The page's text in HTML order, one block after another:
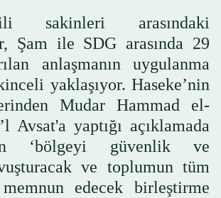
sakinleri arasındaki
Şam ile SDG arasında 29
anlaşmanın uygulanma
yaklaşıyor. Haseke’nin
Mudar Hammad el-
Avsat'a yaptığı açıklamada
‘bölgeyi güvenlik ve
ve toplumun tüm
edecek birleştirme